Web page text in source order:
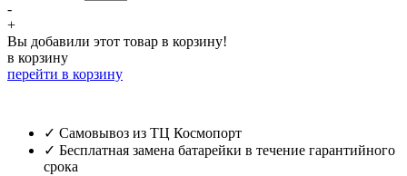
-
+
Вы добавили этот товар в корзину!
в корзину
перейти в корзину
✓ Самовывоз из ТЦ Космопорт
✓ Бесплатная замена батарейки в течение гарантийного
срока